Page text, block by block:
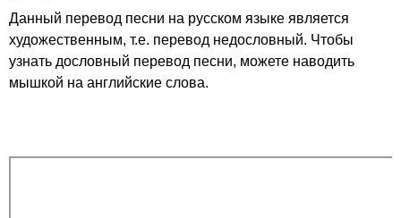
Данный перевод песни на русском языке является
художественным, т.е. перевод недословный. Чтобы
узнать дословный перевод песни, можете наводить
мышкой на английские слова.